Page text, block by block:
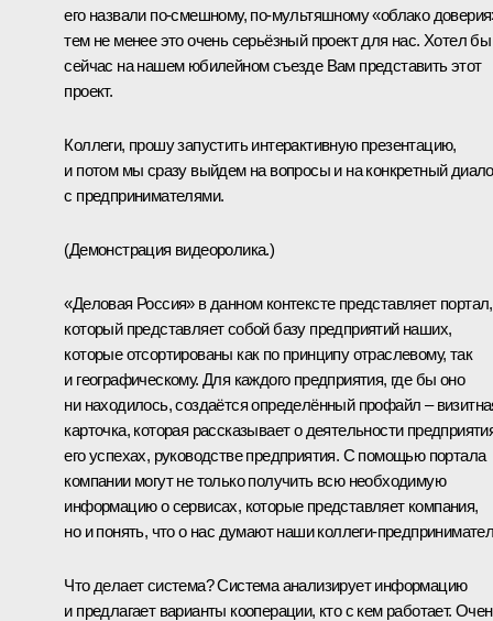
его назвали по‑смешному, по‑мультяшному «облако
тем не менее это очень серьёзный проект для нас. Хотел бы
сейчас на нашем юбилейном съезде Вам представить этот
проект.
Коллеги, прошу запустить интерактивную презентацию,
и потом мы сразу выйдем на вопросы и на конкретный
с предпринимателями.
(Демонстрация видеоролика.)
«Деловая Россия» в данном контексте представляет портал,
который представляет собой базу предприятий наших,
которые отсортированы как по принципу отраслевому, так
и географическому. Для каждого предприятия, где бы оно
ни находилось, создаётся определённый профайл –
карточка, которая рассказывает о деятельности
его успехах, руководстве предприятия. С помощью портала
компании могут не только получить всю необходимую
информацию о сервисах, которые представляет компания,
но и понять, что о нас думают наши коллеги-
Что делает система? Система анализирует информацию
и предлагает варианты кооперации, кто с кем работает.